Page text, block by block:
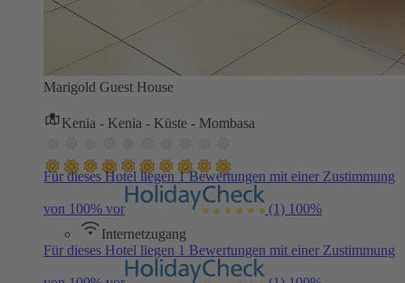
Marigold Guest House
Kenia - Kenia - Küste - Mombasa
Für dieses Hotel liegen 1 Bewertungen mit einer Zustimmung
von 100% vor (1) 100%
Internetzugang
Für dieses Hotel liegen 1 Bewertungen mit einer Zustimmung